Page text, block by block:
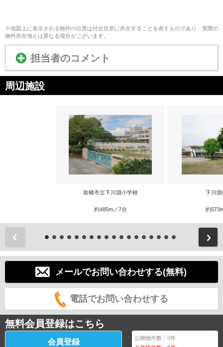
※地図上に表示される物件の位置は付近住所に所在することを表すものであり、実際の
物件所在地とは異なる場合がございます。
担当者のコメント
周辺施設
前橋市立下川淵小学校
約485m／7分
下川淵
約
メールでお問い合わせする(無料)
電話でお問い合わせする
無料会員登録はこちら
会員登録 公開物件数：0件